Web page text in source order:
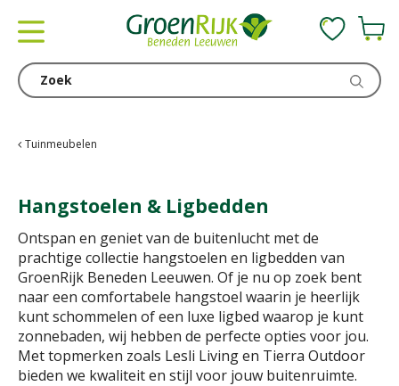
Tuinmeubelen
Hangstoelen & Ligbedden
Ontspan en geniet van de buitenlucht met de
prachtige collectie hangstoelen en ligbedden van
GroenRijk Beneden Leeuwen. Of je nu op zoek bent
naar een comfortabele hangstoel waarin je heerlijk
kunt schommelen of een luxe ligbed waarop je kunt
zonnebaden, wij hebben de perfecte opties voor jou.
Met topmerken zoals Lesli Living en Tierra Outdoor
bieden we kwaliteit en stijl voor jouw buitenruimte.